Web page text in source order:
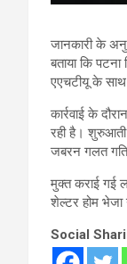
जानकारी के
बताया कि
एएचटीयू के साथ
कार्रवाई के
रही है। शुरुआती
जबरन गलत
मुक्त कराई गई
शेल्टर होम
Social